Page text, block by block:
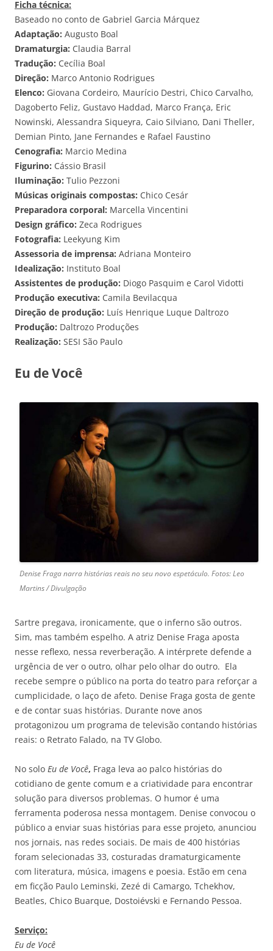
Ficha técnica:
Baseado no conto de Gabriel Garcia Márquez
Adaptação: Augusto Boal
Dramaturgia: Claudia Barral
Tradução: Cecília Boal
Direção: Marco Antonio Rodrigues
Elenco: Giovana Cordeiro, Maurício Destri, Chico Carvalho,
Dagoberto Feliz, Gustavo Haddad, Marco França, Eric
Nowinski, Alessandra Siqueyra, Caio Silviano, Dani Theller,
Demian Pinto, Jane Fernandes e Rafael Faustino
Cenografia: Marcio Medina
Figurino: Cássio Brasil
Iluminação: Tulio Pezzoni
Músicas originais compostas: Chico Cesár
Preparadora corporal: Marcella Vincentini
Design gráfico: Zeca Rodrigues
Fotografia: Leekyung Kim
Assessoria de imprensa: Adriana Monteiro
Idealização: Instituto Boal
Assistentes de produção: Diogo Pasquim e Carol Vidotti
Produção executiva: Camila Bevilacqua
Direção de produção: Luís Henrique Luque Daltrozo
Produção: Daltrozo Produções
Realização: SESI São Paulo
Eu de Você
Denise Fraga narra histórias reais no seu novo espetáculo. Fotos: Leo
Martins / Divulgação
Sartre pregava, ironicamente, que o inferno são outros.
Sim, mas também espelho. A atriz Denise Fraga aposta
nesse reflexo, nessa reverberação. A intérprete defende a
urgência de ver o outro, olhar pelo olhar do outro. Ela
recebe sempre o público na porta do teatro para reforçar a
cumplicidade, o laço de afeto. Denise Fraga gosta de gente
e de contar suas histórias. Durante nove anos
protagonizou um programa de televisão contando histórias
reais: o Retrato Falado, na TV Globo.
No solo Eu de Você, Fraga leva ao palco histórias do
cotidiano de gente comum e a criatividade para encontrar
solução para diversos problemas. O humor é uma
ferramenta poderosa nessa montagem. Denise convocou o
público a enviar suas histórias para esse projeto, anunciou
nos jornais, nas redes sociais. De mais de 400 histórias
foram selecionadas 33, costuradas dramaturgicamente
com literatura, música, imagens e poesia. Estão em cena
em ficção Paulo Leminski, Zezé di Camargo, Tchekhov,
Beatles, Chico Buarque, Dostoiévski e Fernando Pessoa.
Serviço:
Eu de Você